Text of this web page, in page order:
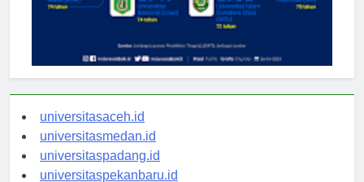
universitasaceh.id
universitasmedan.id
universitaspadang.id